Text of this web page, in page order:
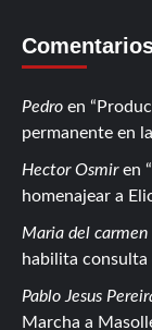
Pedro en
permanente en
Hector Osmiren
homenajear a
Maria del carmen
habilita consulta
Pablo Jesus
Marcha a